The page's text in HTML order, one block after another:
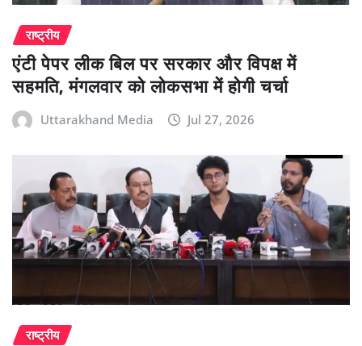
राष्ट्रीय
एंटी पेपर लीक बिल पर सरकार और विपक्ष में
सहमति, मंगलवार को लोकसभा में होगी चर्चा
Uttarakhand Media Jul 27, 2026
राष्ट्रीय